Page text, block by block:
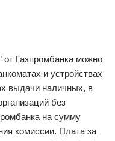
от Газпромбанка можно
и устройствах
выдачи наличных, в
без
на сумму
комиссии. Плата за